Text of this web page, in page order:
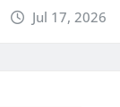
Jul 17, 2026